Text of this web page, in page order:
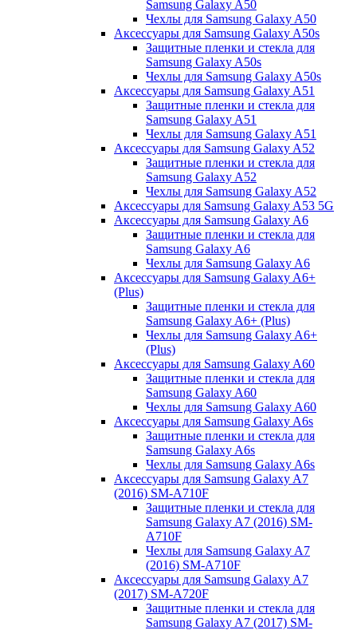
Samsung Galaxy A50
Чехлы для Samsung Galaxy A50
Аксессуары для Samsung Galaxy A50s
Защитные пленки и стекла для
Samsung Galaxy A50s
Чехлы для Samsung Galaxy A50s
Аксессуары для Samsung Galaxy A51
Защитные пленки и стекла для
Samsung Galaxy A51
Чехлы для Samsung Galaxy A51
Аксессуары для Samsung Galaxy A52
Защитные пленки и стекла для
Samsung Galaxy A52
Чехлы для Samsung Galaxy A52
Аксессуары для Samsung Galaxy A53 5G
Аксессуары для Samsung Galaxy A6
Защитные пленки и стекла для
Samsung Galaxy A6
Чехлы для Samsung Galaxy A6
Аксессуары для Samsung Galaxy A6+
(Plus)
Защитные пленки и стекла для
Samsung Galaxy A6+ (Plus)
Чехлы для Samsung Galaxy A6+
(Plus)
Аксессуары для Samsung Galaxy A60
Защитные пленки и стекла для
Samsung Galaxy A60
Чехлы для Samsung Galaxy A60
Аксессуары для Samsung Galaxy A6s
Защитные пленки и стекла для
Samsung Galaxy A6s
Чехлы для Samsung Galaxy A6s
Аксессуары для Samsung Galaxy A7
(2016) SM-A710F
Защитные пленки и стекла для
Samsung Galaxy A7 (2016) SM-
A710F
Чехлы для Samsung Galaxy A7
(2016) SM-A710F
Аксессуары для Samsung Galaxy A7
(2017) SM-A720F
Защитные пленки и стекла для
Samsung Galaxy A7 (2017) SM-